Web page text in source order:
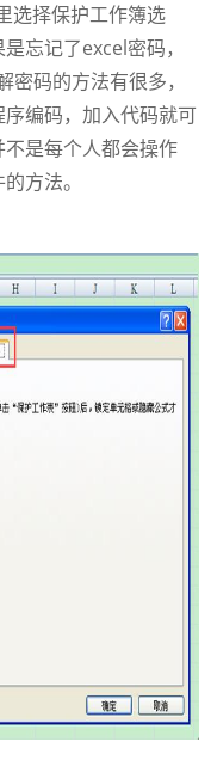
择保护工作簿选
忘记了excel密码，
码的方法有很多，
编码，加入代码就可
是每个人都会操作
方法。